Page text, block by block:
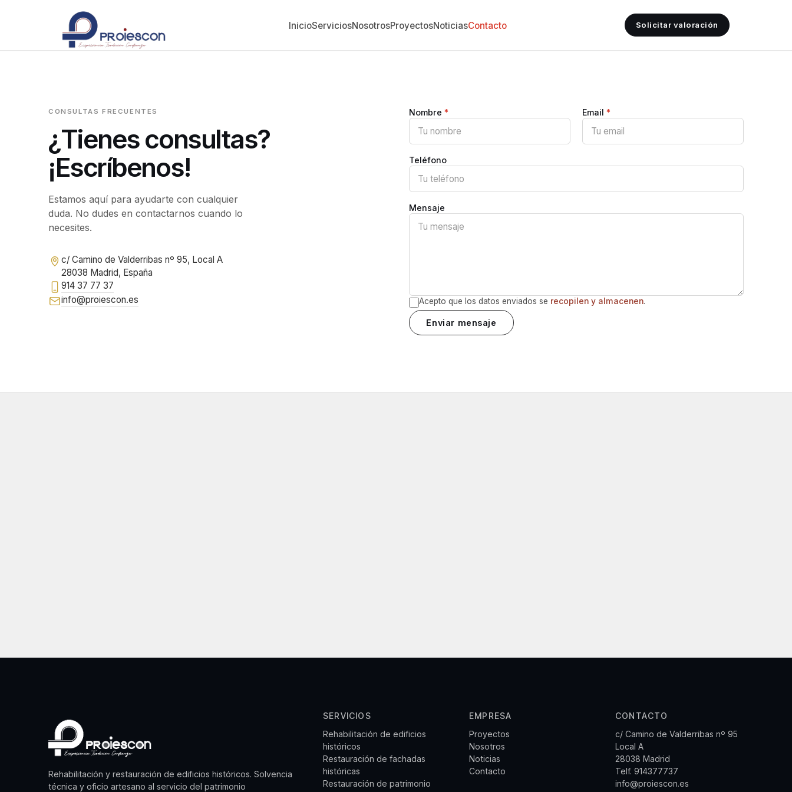
InicioServiciosNosotrosProyectosNoticiasContacto Solicitar valoración
CONSULTAS FRECUENTES
¿Tienes consultas?
¡Escríbenos!
Estamos aquí para ayudarte con cualquier
duda. No dudes en contactarnos cuando lo
necesites.
c/ Camino de Valderribas nº 95, Local A
28038 Madrid, España
914 37 77 37
info@proiescon.es
Nombre* Email*
Teléfono
Mensaje
Acepto que los datos enviados se recopilen y almacenen.
Enviar mensaje
Ubicación de Proiescon en Madrid
Rehabilitación y restauración de edificios históricos. Solvencia
técnica y oficio artesano al servicio del patrimonio
SERVICIOS
Rehabilitación de edificios
históricos
Restauración de fachadas
históricas
Restauración de patrimonio
EMPRESA
Proyectos
Nosotros
Noticias
Contacto
CONTACTO
c/ Camino de Valderribas nº 95
Local A
28038 Madrid
Telf. 914377737
info@proiescon.es